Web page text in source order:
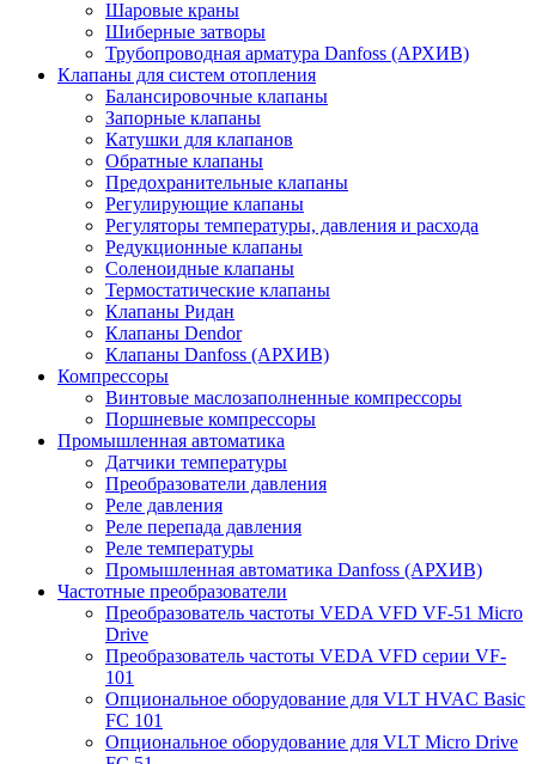
Шаровые краны
Шиберные затворы
Трубопроводная арматура Danfoss (АРХИВ)
Клапаны для систем отопления
Балансировочные клапаны
Запорные клапаны
Катушки для клапанов
Обратные клапаны
Предохранительные клапаны
Регулирующие клапаны
Регуляторы температуры, давления и расхода
Редукционные клапаны
Соленоидные клапаны
Термостатические клапаны
Клапаны Ридан
Клапаны Dendor
Клапаны Danfoss (АРХИВ)
Компрессоры
Винтовые маслозаполненные компрессоры
Поршневые компрессоры
Промышленная автоматика
Датчики температуры
Преобразователи давления
Реле давления
Реле перепада давления
Реле температуры
Промышленная автоматика Danfoss (АРХИВ)
Частотные преобразователи
Преобразователь частоты VEDA VFD VF-51 Micro
Drive
Преобразователь частоты VEDA VFD серии VF-
101
Опциональное оборудование для VLT HVAC Basic
FC 101
Опциональное оборудование для VLT Micro Drive